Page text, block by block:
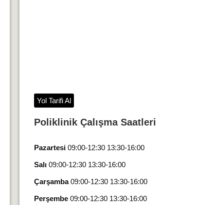
Yol Tarifi Al
Poliklinik Çalışma Saatleri
Pazartesi09:00-12:30 13:30-16:00
Salı09:00-12:30 13:30-16:00
Çarşamba09:00-12:30 13:30-16:00
Perşembe09:00-12:30 13:30-16:00